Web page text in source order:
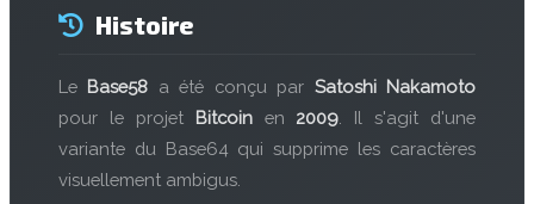
Histoire
Le Base58 a été conçu par Satoshi Nakamoto
pour le projet Bitcoinen 2009 . Il s'agit d'une
variante du Base64 qui supprime les caractères
visuellement ambigus.